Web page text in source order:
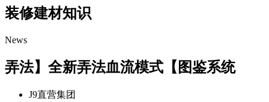
装修建材知识
News
弄法】全新弄法血流模式【图鉴系统
J9直营集团